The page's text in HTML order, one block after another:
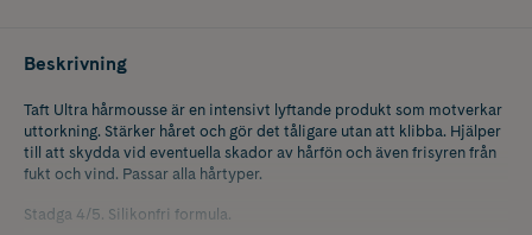
Beskrivning
Taft Ultra hårmousse är en intensivt lyftande produkt som motverkar
uttorkning. Stärker håret och gör det tåligare utan att klibba. Hjälper
till att skydda vid eventuella skador av hårfön och även frisyren från
fukt och vind. Passar alla hårtyper.
Stadga 4/5. Silikonfri formula.